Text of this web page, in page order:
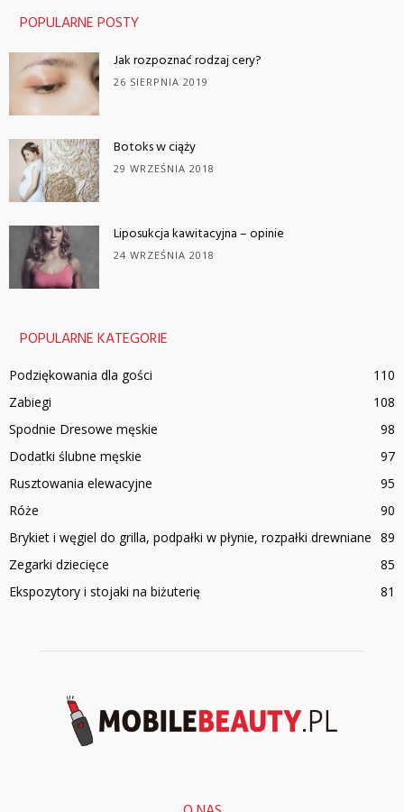
POPULARNE POSTY
Jak rozpoznać rodzaj cery?
26 SIERPNIA 2019
Botoks w ciąży
29 WRZEŚNIA 2018
Liposukcja kawitacyjna – opinie
24 WRZEŚNIA 2018
POPULARNE KATEGORIE
Podziękowania dla gości
110
Zabiegi
108
Spodnie Dresowe męskie
98
Dodatki ślubne męskie
97
Rusztowania elewacyjne
95
Róże
90
Brykiet i węgiel do grilla, podpałki w płynie, rozpałki drewniane 89
Zegarki dziecięce
85
Ekspozytory i stojaki na biżuterię
81